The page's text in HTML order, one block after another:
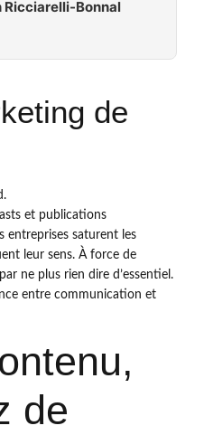
Ricciarelli-Bonnal
de
et publications
entreprises saturent les
leur sens. À force de
ne plus rien dire d’essentiel.
entre communication et
de